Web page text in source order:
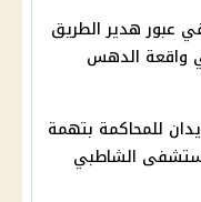
عبور هدير الطريق
واقعة الدهس
للمحاكمة بتهمة
الشاطبي